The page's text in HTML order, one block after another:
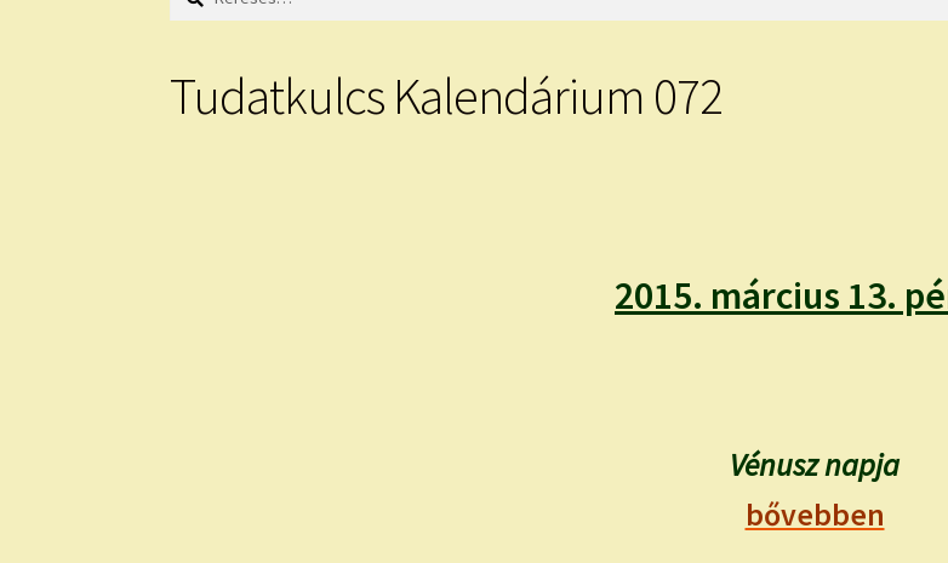
Tudatkulcs Kalendárium 072
2015. március 13.
Vénusz napja
bővebben